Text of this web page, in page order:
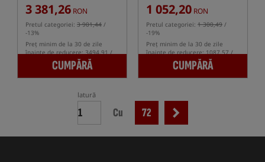
3 381,26 RON
Pretul categoriei: 3 901,44 /
-13%
Preț minim de la 30 de zile
înainte de reducere: 3494.91 /
CUMPĂRĂ
1 052,20 RON
Pretul categoriei: 1 300,49 /
-19%
Preț minim de la 30 de zile
înainte de reducere: 1087.57 /
CUMPĂRĂ
latură
Cu 72